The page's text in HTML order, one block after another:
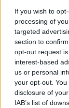
If you wish to
processing of
targeted
section to
opt-out request
interest-based
us or personal
your opt-out.
disclosure of
IAB’s list of
fokozatosan
pénzügyek
MIBE